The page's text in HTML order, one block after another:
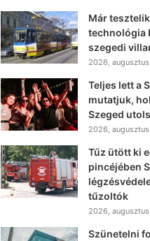
Már
technológia
szegedi
2026, augusztus
Teljes lett a
mutatjuk,
Szeged
2026,
Tűz ütött ki
pincéjében
tűzoltók
2026, augusztus
Szünetelni